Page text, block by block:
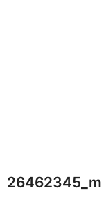
26462345_m